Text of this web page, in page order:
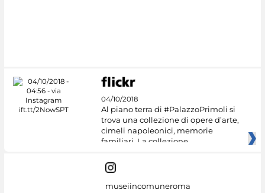
04/10/2018
Al piano terra di #PalazzoPrimoli si
trova una collezione di opere d’arte,
cimeli napoleonici, memorie
familiari. La collezione
museiincomuneroma